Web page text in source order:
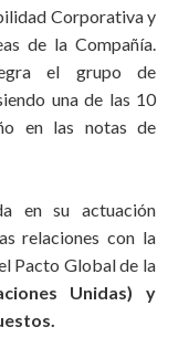
Corporativa y
de la Compañía.
el grupo de
una de las 10
en las notas de
en su actuación
relaciones con la
Pacto Global de la
Unidas) y